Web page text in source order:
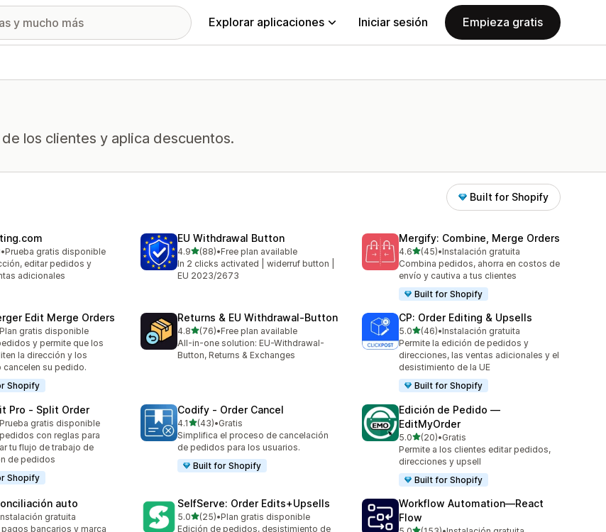
Explorar aplicaciones Iniciar sesión Empieza gratis
los clientes y aplica descuentos.
Built for Shopify
en total
•Prueba gratis disponible
editar pedidos y
adicionales
EU Withdrawal Button
4.9de 5 estrellas
(88)
88 reseñas en total
•Free plan available
In 2 clicks activated | widerruf button |
EU 2023/2673
Mergify: Combine, Merge Orders
4.6de 5 estrellas
(45)
45 reseñas en total
•Instalación gratuita
Combina pedidos, ahorra en costos de
envío y cautiva a tus clientes
Built for Shopify
Edit Merge Orders
en total
Plan gratis disponible
y permite que los
la dirección y los
cancelen su pedido.
Shopify
Returns & EU Withdrawal‑Button
4.8de 5 estrellas
(76)
76 reseñas en total
•Free plan available
All-in-one solution: EU-Withdrawal-
Button, Returns & Exchanges
CP: Order Editing & Upsells
5.0de 5 estrellas
(46)
46 reseñas en total
•Instalación gratuita
Permite la edición de pedidos y
direcciones, las ventas adicionales y el
desistimiento de la UE
Built for Shopify
Pro ‑ Split Order
en total
Prueba gratis disponible
con reglas para
tu flujo de trabajo de
de pedidos
Shopify
Codify ‑ Order Cancel
4.1de 5 estrellas
(43)
43 reseñas en total
•Gratis
Simplifica el proceso de cancelación
de pedidos para los usuarios.
Built for Shopify
Edición de Pedido —
EditMyOrder
5.0de 5 estrellas
(20)
20 reseñas en total
•Gratis
Permite a los clientes editar pedidos,
direcciones y upsell
Built for Shopify
auto
en total
gratuita
bancarios y marca
SelfServe: Order Edits+Upsells
5.0de 5 estrellas
(25)
25 reseñas en total
•Plan gratis disponible
Edición de pedidos, desistimiento de
Workflow Automation—React
Flow